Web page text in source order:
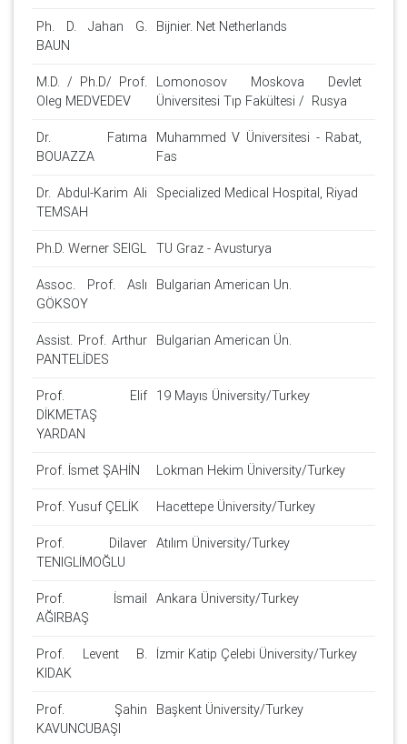
Ph. D. Jahan G.
BAUN
Bijnier. Net Netherlands
M.D. / Ph.D/ Prof.
Oleg MEDVEDEV
Lomonosov Moskova Devlet
Üniversitesi Tıp Fakültesi / Rusya
Dr. Fatıma
BOUAZZA
Muhammed V Üniversitesi - Rabat,
Fas
Dr. Abdul-Karim Ali
TEMSAH
Specialized Medical Hospital, Riyad
Ph.D. Werner SEIGL TU Graz - Avusturya
Assoc. Prof. Aslı
GÖKSOY
Bulgarian American Un.
Assist. Prof. Arthur
PANTELİDES
Bulgarian American Ün.
Prof. Elif
DİKMETAŞ
YARDAN
19 Mayıs Üniversity/Turkey
Prof. İsmet ŞAHİN Lokman Hekim Üniversity/Turkey
Prof. Yusuf ÇELİK Hacettepe Üniversity/Turkey
Prof. Dilaver
TENIGLİMOĞLU
Atılım Üniversity/Turkey
Prof. İsmail
AĞIRBAŞ
Ankara Üniversity/Turkey
Prof. Levent B.
KIDAK
İzmir Katip Çelebi Üniversity/Turkey
Prof. Şahin
KAVUNCUBAŞI
Başkent Üniversity/Turkey